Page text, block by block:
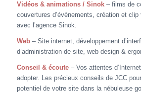
Vidéos & animations / Sinok– films de
couvertures d’évènements, création et clip
avec l’agence Sinok.
Web– Site internet, développement
d’administration de site, web design &
Conseil & écoute– Vos attentes
adopter. Les précieux conseils de JCC
potentiel de votre site dans la nébuleuse